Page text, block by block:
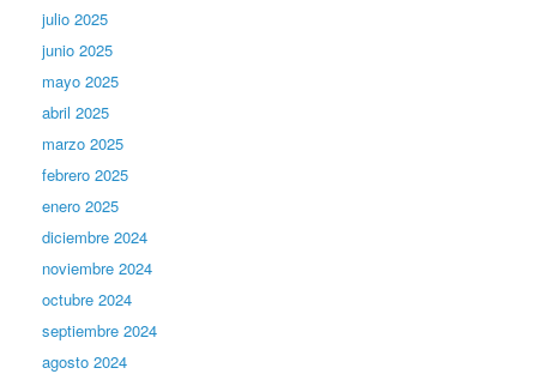
julio 2025
junio 2025
mayo 2025
abril 2025
marzo 2025
febrero 2025
enero 2025
diciembre 2024
noviembre 2024
octubre 2024
septiembre 2024
agosto 2024